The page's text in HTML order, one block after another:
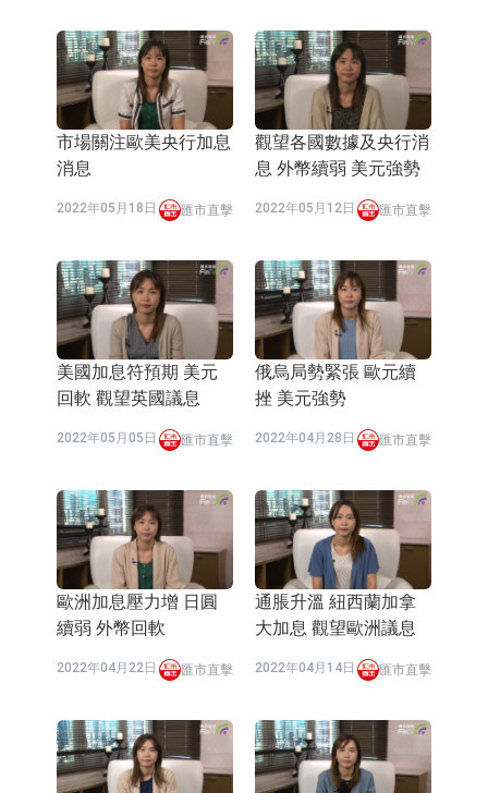
市場關注歐美央行加息
消息
2022年05月18日 匯市直擊
觀望各國數據及央行消
息 外幣續弱 美元強勢
2022年05月12日 匯市直擊
美國加息符預期 美元
回軟 觀望英國議息
2022年05月05日 匯市直擊
俄烏局勢緊張 歐元續
挫 美元強勢
2022年04月28日 匯市直擊
歐洲加息壓力增 日圓
續弱 外幣回軟
2022年04月22日 匯市直擊
通脹升溫 紐西蘭加拿
大加息 觀望歐洲議息
2022年04月14日 匯市直擊